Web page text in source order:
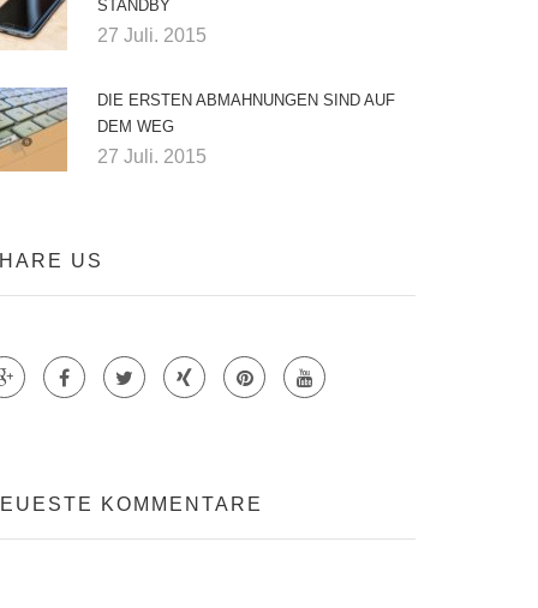
STANDBY
27 Juli. 2015
DIE ERSTEN ABMAHNUNGEN SIND AUF
DEM WEG
27 Juli. 2015
US
Teile auf Google +
Teile auf Faecebook
Teile auf Twitter
Teile auf Xing
Teile auf Pinterest
KOMMENTARE